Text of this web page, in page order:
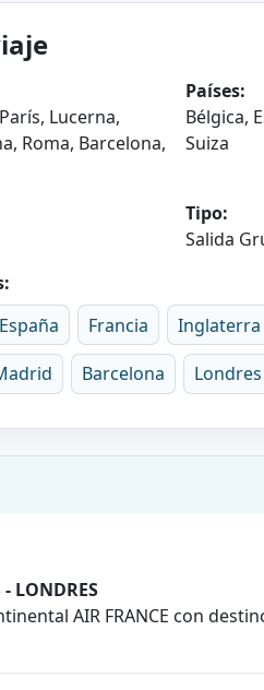
Lucerna,
Roma, Barcelona,
Países:
Bélgica,
Suiza
Tipo:
Salida
España Francia Inglaterra
Barcelona Londres
LONDRES
AIR FRANCE con